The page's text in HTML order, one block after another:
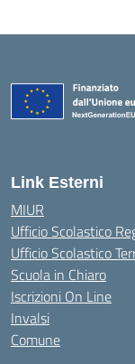
Link Esterni
MIUR
Ufficio Scolastico
Ufficio Scolastico
Scuola in Chiaro
Iscrizioni On Line
Invalsi
Comune